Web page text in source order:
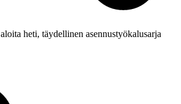
aloita heti, täydellinen asennustyökalusarja